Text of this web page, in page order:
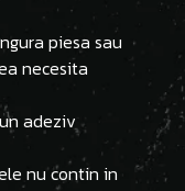
piesa sau
necesita
adeziv
nu contin in